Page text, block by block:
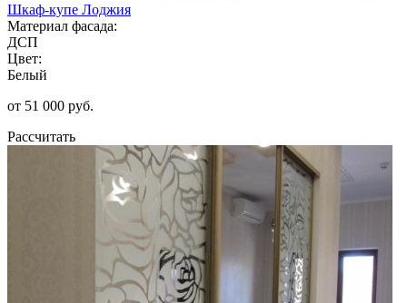
Шкаф-купе Лоджия
Материал фасада:
ДСП
Цвет:
Белый
от 51 000 руб.
Рассчитать